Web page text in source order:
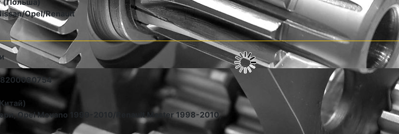
(Польша)
Opel/Renault
8200080754
Opel Movano 1999-2010/Renault Master 1998-2010,